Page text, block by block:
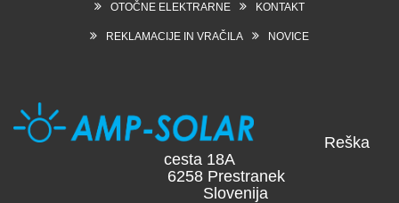
OTOČNE ELEKTRARNE KONTAKT
REKLAMACIJE IN VRAČILA NOVICE
Reška
cesta 18A
6258 Prestranek
Slovenija